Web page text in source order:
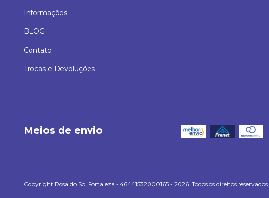
Informações
BLOG
Contato
Trocas e Devoluções
Meios de envio
Copyright Rosa do Sol Fortaleza - 46441532000165 - 2026. Todos os direitos reservados.